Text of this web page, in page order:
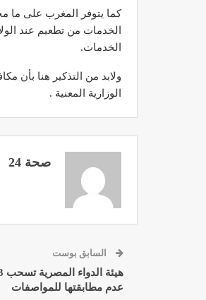
الخدمات من تطعيم عند
الخدمات.
ولابد من التذكير هنا بأن
الوزارية المعنية .
صحة 24
السابق بوست
عدم مطابقتها للمواصفات